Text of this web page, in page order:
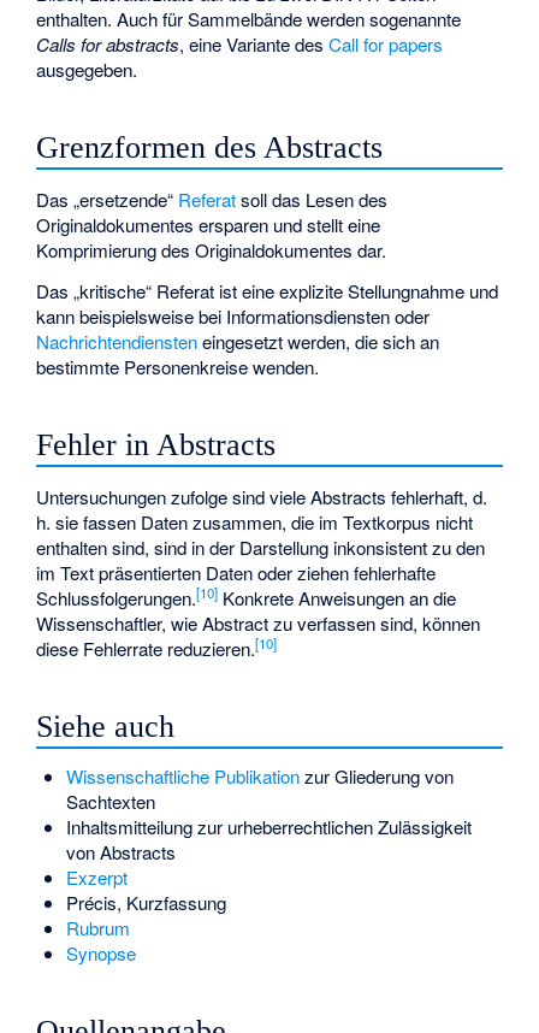
enthalten. Auch für Sammelbände werden sogenannte
Calls for abstracts, eine Variante desCall for papers
ausgegeben.
Grenzformen des Abstracts
Das „ersetzende“ Referatsoll das Lesen des
Originaldokumentes ersparen und stellt eine
Komprimierung des Originaldokumentes dar.
Das „kritische“ Referat ist eine explizite Stellungnahme und
kann beispielsweise bei Informationsdiensten oder
Nachrichtendiensteneingesetzt werden, die sich an
bestimmte Personenkreise wenden.
Fehler in Abstracts
Untersuchungen zufolge sind viele Abstracts fehlerhaft, d.
h. sie fassen Daten zusammen, die im Textkorpus nicht
enthalten sind, sind in der Darstellung inkonsistent zu den
im Text präsentierten Daten oder ziehen fehlerhafte
Schlussfolgerungen.[10] Konkrete Anweisungen an die
Wissenschaftler, wie Abstract zu verfassen sind, können
diese Fehlerrate reduzieren.[10]
Siehe auch
Wissenschaftliche Publikationzur Gliederung von
Sachtexten
Inhaltsmitteilungzur urheberrechtlichen Zulässigkeit
von Abstracts
Exzerpt
Précis, Kurzfassung
Rubrum
Synopse